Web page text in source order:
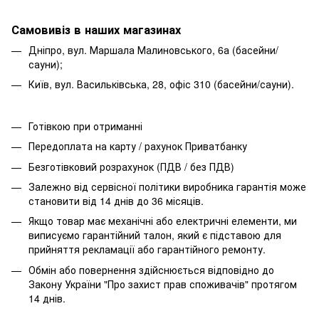
Самовивіз в наших магазинах
Дніпро, вул. Маршала Малиновського, 6а (басейни/
сауни);
Київ, вул. Васильківська, 28, офіс 310 (басейни/сауни).
Готівкою при отриманні
Передоплата на карту / рахунок Приватбанку
Безготівковий розрахунок (ПДВ / без ПДВ)
Залежно від сервісної політики виробника гарантія може
становити від 14 днів до 36 місяців.
Якщо товар має механічні або електричні елементи, ми
виписуємо гарантійний талон, який є підставою для
прийняття рекламації або гарантійного ремонту.
Обмін або повернення здійснюється відповідно до
Закону України "Про захист прав споживачів" протягом
14 днів.